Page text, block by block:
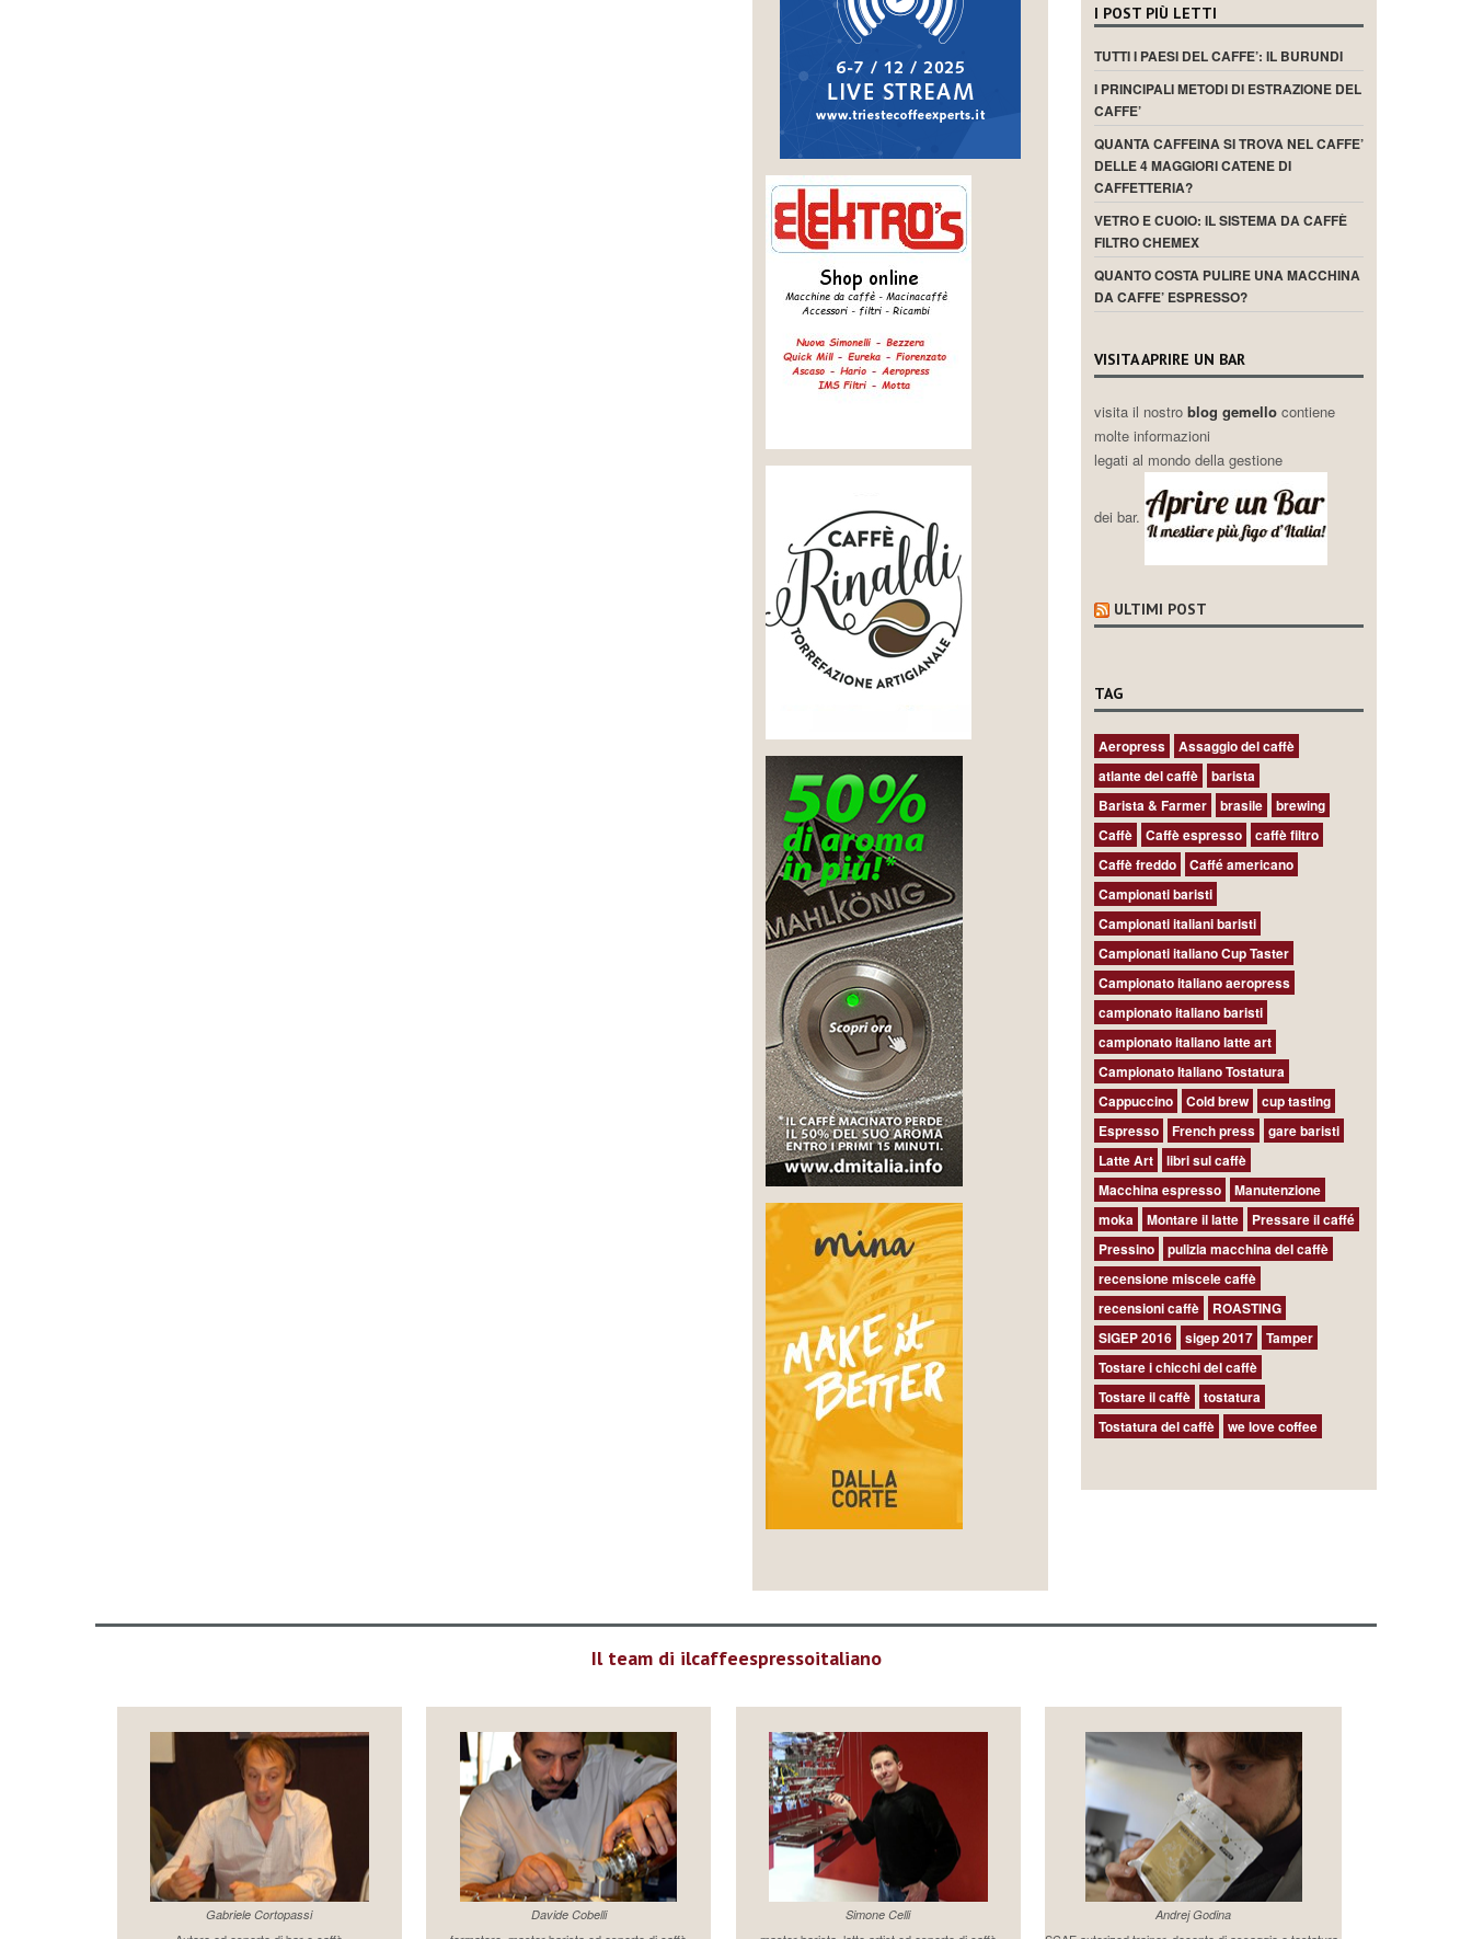
I POST PIÙ LETTI
TUTTI I PAESI DEL CAFFE’: IL BURUNDI
I PRINCIPALI METODI DI ESTRAZIONE DEL
CAFFE’
QUANTA CAFFEINA SI TROVA NEL CAFFE’
DELLE 4 MAGGIORI CATENE DI
CAFFETTERIA?
VETRO E CUOIO: IL SISTEMA DA CAFFÈ
FILTRO CHEMEX
QUANTO COSTA PULIRE UNA MACCHINA
DA CAFFE’ ESPRESSO?
VISITA APRIRE UN BAR
visita il nostro blog gemello contiene
molte informazioni
legati al mondo della gestione
dei bar.
ULTIMI POST
TAG
Aeropress
Assaggio del caffè
atlante del caffè
barista
Barista & Farmer
brasile
brewing
Caffè
Caffè espresso
caffè filtro
Caffè freddo
Caffé americano
Campionati baristi
Campionati italiani baristi
Campionati italiano Cup Taster
Campionato italiano aeropress
campionato italiano baristi
campionato italiano latte art
Campionato Italiano Tostatura
Cappuccino
Cold brew
cup tasting
Espresso
French press
gare baristi
Latte Art
libri sul caffè
Macchina espresso
Manutenzione
moka
Montare il latte
Pressare il caffé
Pressino
pulizia macchina del caffè
recensione miscele caffè
recensioni caffè
ROASTING
SIGEP 2016
sigep 2017
Tamper
Tostare i chicchi del caffè
Tostare il caffè
tostatura
Tostatura del caffè
we love coffee
Il team di ilcaffeespressoitaliano
Gabriele Cortopassi Davide Cobelli Simone Celli Andrej Godina